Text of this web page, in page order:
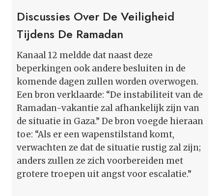
Discussies Over De Veiligheid
Tijdens De Ramadan
Kanaal 12 meldde dat naast deze
beperkingen ook andere besluiten in de
komende dagen zullen worden overwogen.
Een bron verklaarde: “De instabiliteit van de
Ramadan-vakantie zal afhankelijk zijn van
de situatie in Gaza.” De bron voegde hieraan
toe: “Als er een wapenstilstand komt,
verwachten ze dat de situatie rustig zal zijn;
anders zullen ze zich voorbereiden met
grotere troepen uit angst voor escalatie.”